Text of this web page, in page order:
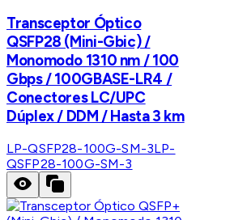
Transceptor Óptico
QSFP28 (Mini-Gbic) /
Monomodo 1310 nm / 100
Gbps / 100GBASE-LR4 /
Conectores LC/UPC
Dúplex / DDM / Hasta 3 km
LP-QSFP28-100G-SM-3LP-
QSFP28-100G-SM-3